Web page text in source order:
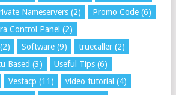
Nameservers(2) Promo Code(6)
Control Panel (2)
Software(9) truecaller(2)
Based (3) Useful Tips(6)
Vestacp (11) video tutorial (4)